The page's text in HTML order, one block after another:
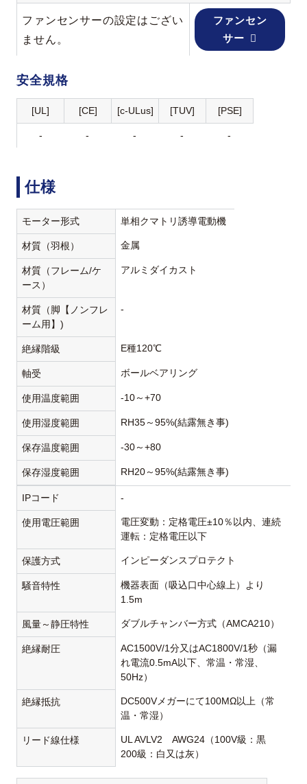
ファンセンサーの設定はござい
ません。
ファンセン
サー
安全規格
[UL] [CE] [c-ULus] [TUV] [PSE]
- - - - -
仕様
モーター形式 単相クマトリ誘導電動機
材質（羽根） 金属
材質（フレーム/ケ
ース）
アルミダイカスト
材質（脚【ノンフレ
ーム用】)
-
絶縁階級 E種120℃
軸受 ボールベアリング
使用温度範囲 -10～+70
使用湿度範囲 RH35～95%(結露無き事)
保存温度範囲 -30～+80
保存湿度範囲 RH20～95%(結露無き事)
IPコード -
使用電圧範囲
電圧変動：定格電圧±10％以内、連続
運転：定格電圧以下
保護方式 インピーダンスプロテクト
騒音特性
機器表面（吸込口中心線上）より
1.5m
風量～静圧特性 ダブルチャンバー方式（AMCA210）
絶縁耐圧
AC1500V/1分又はAC1800V/1秒（漏
れ電流0.5mA以下、常温・常湿、
50Hz）
絶縁抵抗
DC500Vメガーにて100MΩ以上（常
温・常湿）
リード線仕様
UL AVLV2 AWG24（100V級：黒
200級：白又は灰）